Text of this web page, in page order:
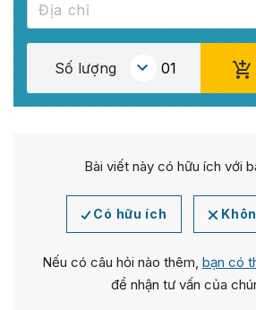
Số lượng
Bài viết này có hữu ích với
Có hữu ích
Nếu có câu hỏi nào thêm, bạn có
để nhận tư vấn của